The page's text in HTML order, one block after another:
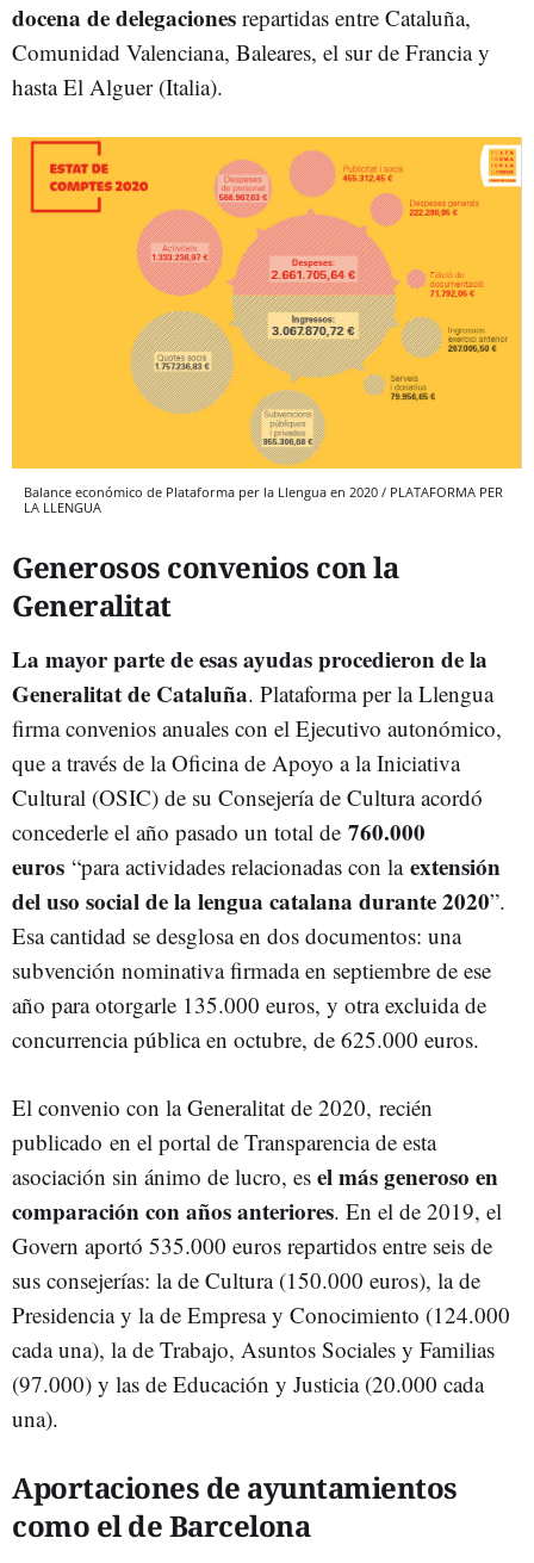
docena de delegaciones repartidas entre Cataluña,
Comunidad Valenciana, Baleares, el sur de Francia y
hasta El Alguer (Italia).
Balance económico de Plataforma per la Llengua en 2020 / PLATAFORMA PER
LA LLENGUA
Generosos convenios con la
Generalitat
La mayor parte de esas ayudas procedieron de la
Generalitat de Cataluña. Plataforma per la Llengua
firma convenios anuales con el Ejecutivo autonómico,
que a través de la Oficina de Apoyo a la Iniciativa
Cultural (OSIC) de su Consejería de Cultura acordó
concederle el año pasado un total de 760.000
euros “para actividades relacionadas con la extensión
del uso social de la lengua catalana durante 2020”.
Esa cantidad se desglosa en dos documentos: una
subvención nominativa firmada en septiembre de ese
año para otorgarle 135.000 euros, y otra excluida de
concurrencia pública en octubre, de 625.000 euros.
El convenio con la Generalitat de 2020, recién
publicado en el portal de Transparencia de esta
asociación sin ánimo de lucro, es el más generoso en
comparación con años anteriores. En el de 2019, el
Govern aportó 535.000 euros repartidos entre seis de
sus consejerías: la de Cultura (150.000 euros), la de
Presidencia y la de Empresa y Conocimiento (124.000
cada una), la de Trabajo, Asuntos Sociales y Familias
(97.000) y las de Educación y Justicia (20.000 cada
una).
Aportaciones de ayuntamientos
como el de Barcelona